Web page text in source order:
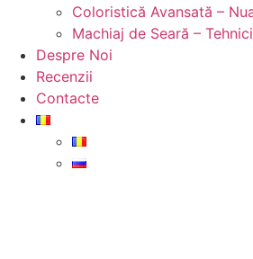
Coloristică Avansată –
Machiaj de Seară –
Despre Noi
Recenzii
Contacte